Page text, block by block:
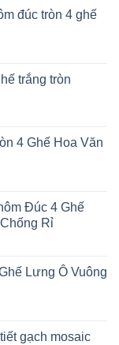
đúc tròn 4 ghế
trắng tròn
4 Ghế Hoa Văn
Đúc 4 Ghế
Rỉ
Lưng Ô Vuông
gạch mosaic